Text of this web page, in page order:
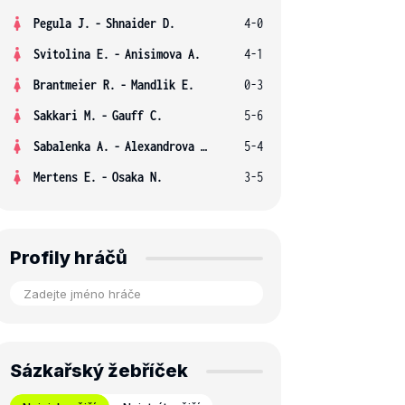
Pegula J. - Shnaider D.
4-0
Svitolina E. - Anisimova A.
4-1
Brantmeier R. - Mandlik E.
0-3
Sakkari M. - Gauff C.
5-6
Sabalenka A. - Alexandrova E.
5-4
Mertens E. - Osaka N. 3-5
Profily hráčů
Sázkařský žebříček